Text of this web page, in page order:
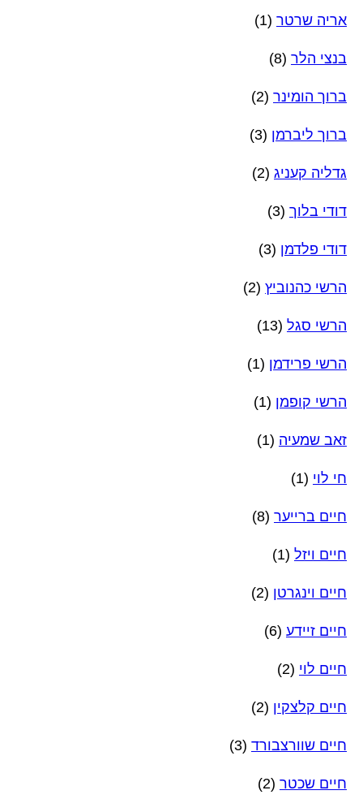
אריה שרטר (1)
בנצי הלר (8)
ברוך הומינר (2)
ברוך ליברמן (3)
גדליה קעניג (2)
דודי בלוך (3)
דודי פלדמן (3)
הרשי כהנוביץ (2)
הרשי סגל (13)
הרשי פרידמן (1)
הרשי קופמן (1)
זאב שמעיה (1)
חי לוי (1)
חיים ברייער (8)
חיים ויזל (1)
חיים וינגרטן (2)
חיים זיידע (6)
חיים לוי (2)
חיים קלצקין (2)
חיים שוורצבורד (3)
חיים שכטר (2)